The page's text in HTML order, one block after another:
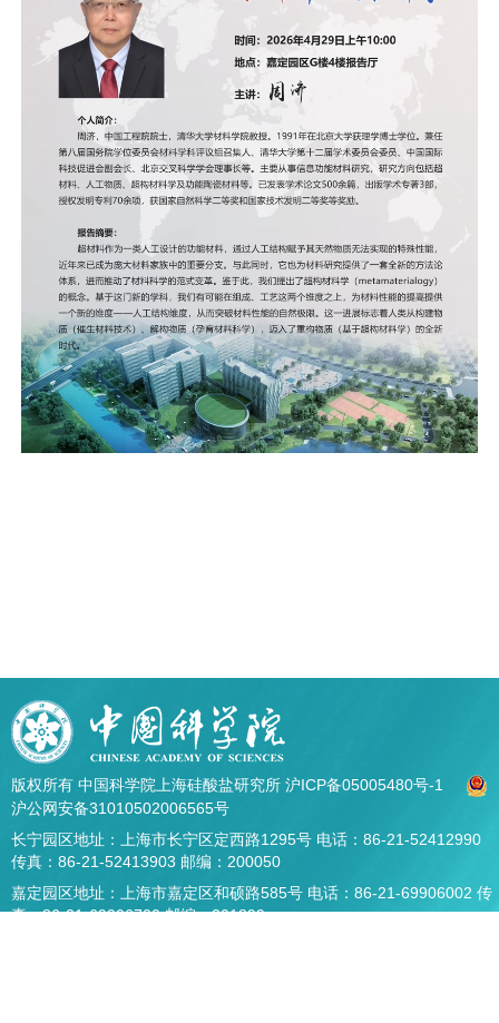
版权所有 中国科学院上海硅酸盐研究所 沪ICP备05005480号-1
沪公网安备31010502006565号
长宁园区地址：上海市长宁区定西路1295号 电话：86-21-52412990
传真：86-21-52413903 邮编：200050
嘉定园区地址：上海市嘉定区和硕路585号 电话：86-21-69906002 传
真：86-21-69906700 邮编：201899